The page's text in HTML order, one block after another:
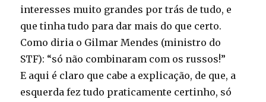
interesses muito grandes por trás de tudo, e
que tinha tudo para dar mais do que certo.
Como diria o Gilmar Mendes (ministro do
STF): “só não combinaram com os russos!”
E aqui é claro que cabe a explicação, de que, a
esquerda fez tudo praticamente certinho, só